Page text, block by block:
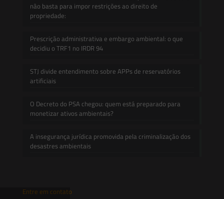
não basta para impor restrições ao direito de
propriedade:
Prescrição administrativa e embargo ambiental: o que
decidiu o TRF1 no IRDR 94
STJ divide entendimento sobre APPs de reservatórios
artificiais
O Decreto do PSA chegou: quem está preparado para
monetizar ativos ambientais?
A insegurança jurídica promovida pela criminalização dos
desastres ambientais
Entre em contato